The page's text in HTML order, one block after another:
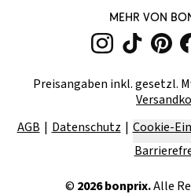
MEHR VON
Preisangaben inkl. gesetzl.
AGB
Datenschutz Cookie-
© 2026bonprix.Alle